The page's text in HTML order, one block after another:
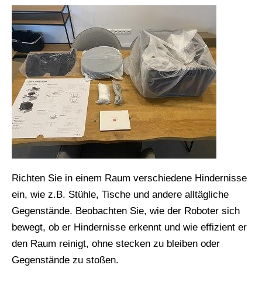
Richten Sie in einem Raum verschiedene Hindernisse
ein, wie z.B. Stühle, Tische und andere alltägliche
Gegenstände. Beobachten Sie, wie der Roboter sich
bewegt, ob er Hindernisse erkennt und wie effizient er
den Raum reinigt, ohne stecken zu bleiben oder
Gegenstände zu stoßen.